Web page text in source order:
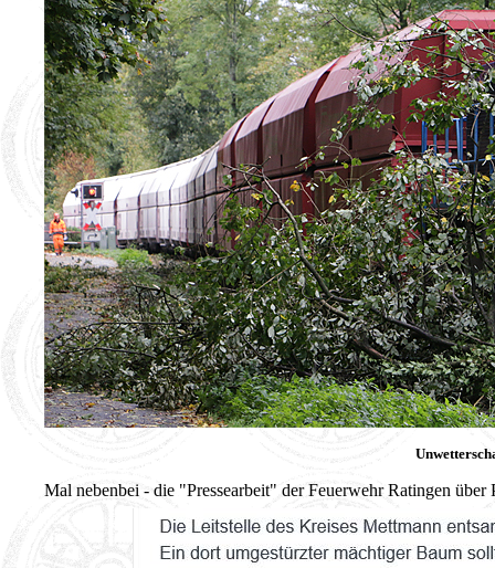
Mal nebenbei - die "Pressearbeit" der Feuerwehr Ratingen über